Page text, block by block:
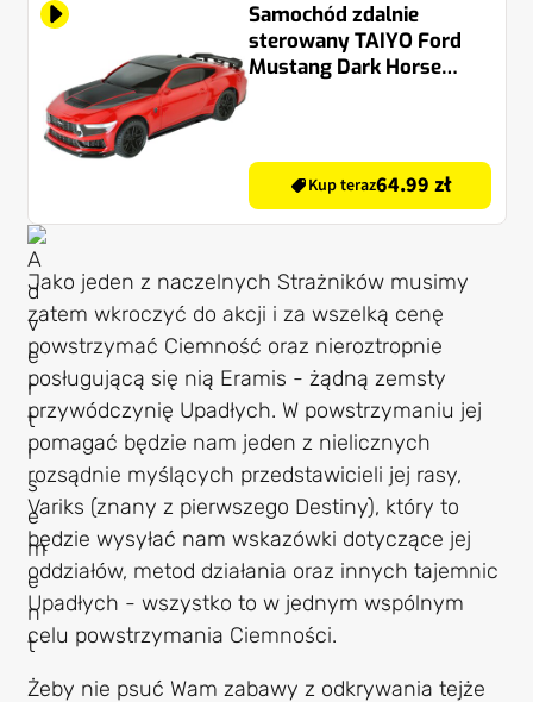
Samochód zdalnie
sterowany TAIYO Ford
Mustang Dark Horse
Kup teraz64.99 zł
Jako jeden z naczelnych Strażników musimy
zatem wkroczyć do akcji i za wszelką cenę
powstrzymać Ciemność oraz nieroztropnie
posługującą się nią Eramis - żądną zemsty
przywódczynię Upadłych. W powstrzymaniu jej
pomagać będzie nam jeden z nielicznych
rozsądnie myślących przedstawicieli jej rasy,
Variks (znany z pierwszego Destiny), który to
będzie wysyłać nam wskazówki dotyczące jej
oddziałów, metod działania oraz innych tajemnic
Upadłych - wszystko to w jednym wspólnym
celu powstrzymania Ciemności.
Żeby nie psuć Wam zabawy z odkrywania tejże